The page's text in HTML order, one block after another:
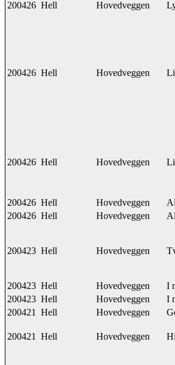
200426 Hell Hovedveggen
200426 Hell Hovedveggen
200426 Hell Hovedveggen
200426 Hell Hovedveggen
200426 Hell Hovedveggen
200423 Hell Hovedveggen
200423 Hell Hovedveggen
I
200423 Hell Hovedveggen
I
200421
Hell Hovedveggen
200421 Hell Hovedveggen